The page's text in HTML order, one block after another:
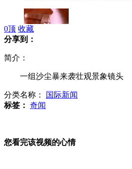
纳米比亚将建13个迷你总统官邸
0顶 收藏
分享到：
简介：
一组沙尘暴来袭壮观景象镜头
分类名称：
国际新闻
标签： 奇闻
您看完该视频的心情